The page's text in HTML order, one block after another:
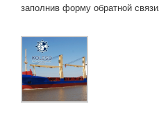
заполнив форму обратной связи.